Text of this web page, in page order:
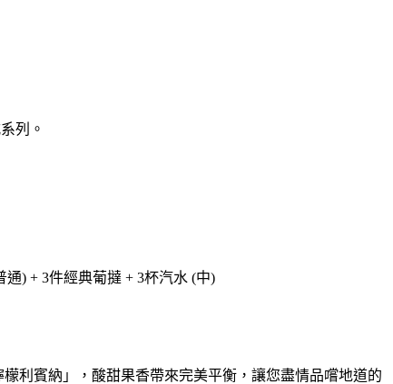
列。
) + 3件經典葡撻 + 3杯汽水 (中)
利賓納」，酸甜果香帶來完美平衡，讓您盡情品嚐地道的